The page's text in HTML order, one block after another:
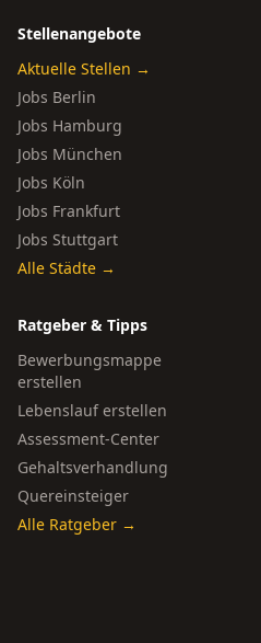
Stellenangebote
Aktuelle Stellen →
Jobs Berlin
Jobs Hamburg
Jobs München
Jobs Köln
Jobs Frankfurt
Jobs Stuttgart
Alle Städte →
Ratgeber & Tipps
Bewerbungsmappe
erstellen
Lebenslauf erstellen
Assessment-Center
Gehaltsverhandlung
Quereinsteiger
Alle Ratgeber →